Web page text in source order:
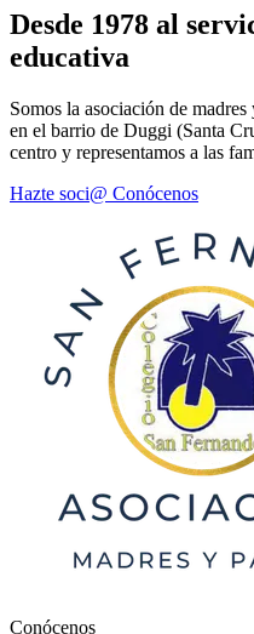
Desde 1978 al
educativa
Somos la asociación de
en el barrio de Duggi (Santa
centro y representamos a las
Hazte soci@ Conócenos
Conócenos